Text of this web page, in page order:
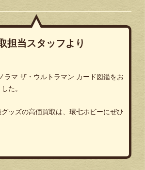
担当スタッフより
ラマ ザ・ウルトラマン カード図鑑をお
た。
ッズの高価買取は、環七ホビーにぜひ